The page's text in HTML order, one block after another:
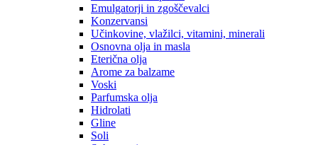
Emulgatorji in zgoščevalci
Konzervansi
Učinkovine, vlažilci, vitamini, minerali
Osnovna olja in masla
Eterična olja
Arome za balzame
Voski
Parfumska olja
Hidrolati
Gline
Soli